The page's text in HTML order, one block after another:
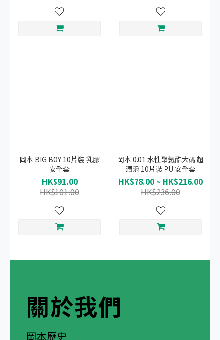
岡本 BIG BOY 10片裝 乳膠
安全套
HK$91.00
HK$101.00
岡本 0.01 水性聚氨酯大碼 超
潤滑 10片裝 PU 安全套
HK$78.00 ~ HK$216.00
HK$236.00
關於我們
岡本歷史